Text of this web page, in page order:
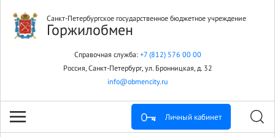
Санкт-Петербургское государственное бюджетное учреждение
Горжилобмен
Справочная служба: +7 (812) 576 00 00
Россия, Санкт-Петербург, ул. Бронницкая, д. 32
info@obmencity.ru
Личный кабинет